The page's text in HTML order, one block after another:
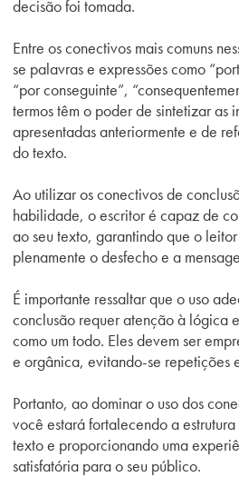
decisão foi tomada.
Entre os conectivos mais comuns
se palavras e expressões como
“por conseguinte”,
termos têm o poder de sintetizar as
apresentadas anteriormente e de
do texto.
Ao utilizar os conectivos de
habilidade, o escritor é capaz de
ao seu texto, garantindo que o leitor
plenamente o desfecho e a
É importante ressaltar que o uso
conclusão requer atenção à lógica
como um todo. Eles devem ser
e orgânica, evitando-se repetições
Portanto, ao dominar o uso dos
você estará fortalecendo a
texto e proporcionando uma
satisfatória para o seu público.